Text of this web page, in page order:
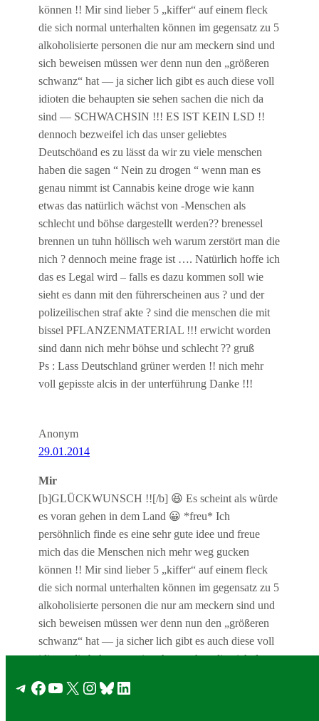
können !! Mir sind lieber 5 „kiffer“ auf einem fleck
die sich normal unterhalten können im gegensatz zu 5
alkoholisierte personen die nur am meckern sind und
sich beweisen müssen wer denn nun den „größeren
schwanz“ hat — ja sicher lich gibt es auch diese voll
idioten die behaupten sie sehen sachen die nich da
sind — SCHWACHSIN !!! ES IST KEIN LSD !!
dennoch bezweifel ich das unser geliebtes
Deutschöand es zu lässt da wir zu viele menschen
haben die sagen “ Nein zu drogen “ wenn man es
genau nimmt ist Cannabis keine droge wie kann
etwas das natürlich wächst von -Menschen als
schlecht und böhse dargestellt werden?? brenessel
brennen un tuhn höllisch weh warum zerstört man die
nich ? dennoch meine frage ist …. Natürlich hoffe ich
das es Legal wird – falls es dazu kommen soll wie
sieht es dann mit den führerscheinen aus ? und der
polizeilischen straf akte ? sind die menschen die mit
bissel PFLANZENMATERIAL !!! erwicht worden
sind dann nich mehr böhse und schlecht ?? gruß
Ps : Lass Deutschland grüner werden !! nich mehr
voll gepisste alcis in der unterführung Danke !!!
Anonym
29.01.2014
Mir
[b]GLÜCKWUNSCH !![/b] 😆 Es scheint als würde
es voran gehen in dem Land 😀 *freu* Ich
persöhnlich finde es eine sehr gute idee und freue
mich das die Menschen nich mehr weg gucken
können !! Mir sind lieber 5 „kiffer“ auf einem fleck
die sich normal unterhalten können im gegensatz zu 5
alkoholisierte personen die nur am meckern sind und
sich beweisen müssen wer denn nun den „größeren
schwanz“ hat — ja sicher lich gibt es auch diese voll
idioten die behaupten sie sehen sachen die nich da
dennoch bezweifel ich das unser geliebtes
Telegram
Facebook
YouTube
X Instagram
Bluesky
LinkedIn